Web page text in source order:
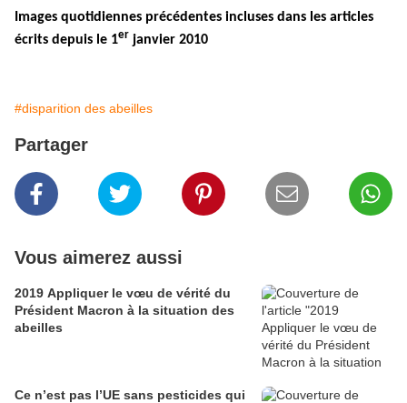
Images quotidiennes précédentes incluses dans les articles
écrits depuis le 1er janvier 2010
#disparition des abeilles
Partager
Vous aimerez aussi
2019 Appliquer le vœu de vérité du
Président Macron à la situation des
abeilles
Ce n’est pas l’UE sans pesticides qui